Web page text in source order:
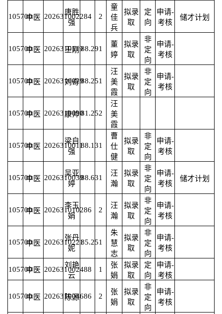
105700中医 2026310022
唐胜
强
84 2
童
佳
兵
拟录
取
定
向
申请-
考核
储才计划
105700中医 2026310119
王刚 88.291
董
婷
拟录
取
非
定
向
申请-
考核
105700中医 2026310029
刘奇 88.251
汪
美
霞
拟录
取
非
定
向
申请-
考核
105700中医 2026310090
康帅 81.252
汪
美
霞
105700中医 2026310011
梁自
强
88.131
曹
仕
健
拟录
取
非
定
向
申请-
考核
105700中医 2026310039
吴亚
婷
88.631
汪
瀚
拟录
取
非
定
向
申请-
考核
储才计划
105700中医 2026310102
李玉
娟
86 2
汪
瀚
拟录
取
非
定
向
申请-
考核
105700中医 2026310221
张丹
妮
85.251
朱
慧
志
拟录
取
非
定
向
申请-
考核
105700中医 2026310024
刘艳
云
88 1
张
娟
拟录
取
定
向
申请-
考核
105700中医 2026310046
陈源 86 2
张
娟
拟录
取
非
定
向
申请-
考核